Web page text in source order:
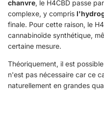
chanvre, le H4CBD passe
complexe, y compris
finale. Pour cette raison, le
cannabinoïde synthétique,
certaine mesure.
Théoriquement, il est
n'est pas nécessaire car ce
naturellement en grandes